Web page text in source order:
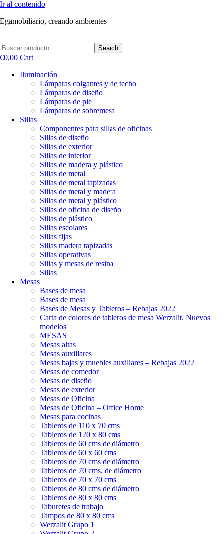
Ir al contenido
Egamobiliario, creando ambientes
Search
€0,00 Cart
Iluminación
Lámparas colgantes y de techo
Lámparas de diseño
Lámparas de pie
Lámparas de sobremesa
Sillas
Componentes para sillas de oficinas
Sillas de diseño
Sillas de exterior
Sillas de interior
Sillas de madera y plástico
Sillas de metal
Sillas de metal tapizadas
Sillas de metal y madera
Sillas de metal y plástico
Sillas de oficina de diseño
Sillas de plástico
Sillas escolares
Sillas fijas
Sillas madera tapizadas
Sillas operativas
Sillas y mesas de resina
Sillas
Mesas
Bases de mesa
Bases de mesa
Bases de Mesas y Tableros – Rebajas 2022
Carta de colores de tableros de mesa Werzalit. Nuevos
modelos
MESAS
Mesas altas
Mesas auxiliares
Mesas bajas y muebles auxiliares – Rebajas 2022
Mesas de comedor
Mesas de diseño
Mesas de exterior
Mesas de Oficina
Mesas de Oficina – Office Home
Mesas para cocinas
Tableros de 110 x 70 cms
Tableros de 120 x 80 cms
Tableros de 60 cms de diámetro
Tableros de 60 x 60 cms
Tableros de 70 cms de diámetro
Tableros de 70 cms. de diámetro
Tableros de 70 x 70 cms
Tableros de 80 cms de diámetro
Tableros de 80 x 80 cms
Taburetes de trabajo
Tampos de 80 x 80 cms
Werzalit Grupo 1